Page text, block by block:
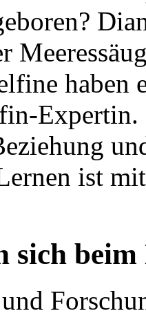
haben
Expertin.
ist
sich beim